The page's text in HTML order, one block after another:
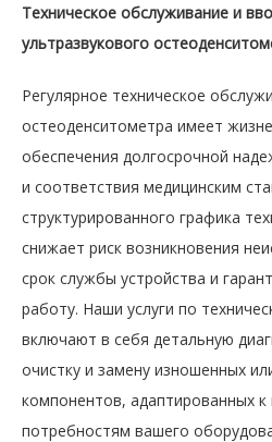
Техническое обслуживание и
ультразвукового
Регулярное техническое
остеоденситометра имеет
обеспечения долгосрочной
и соответствия медицинским
структурированного графика
снижает риск возникновения
срок службы устройства и
работу. Наши услуги по
включают в себя детальную
очистку и замену изношенных
компонентов, адаптированных
потребностям вашего